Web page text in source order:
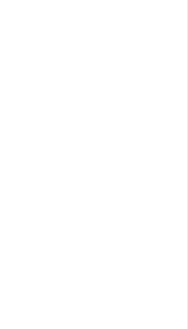
francophones en